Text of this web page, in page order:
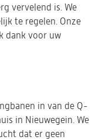
vervelend is. We
te regelen. Onze
dank voor uw
in van de Q-
in Nieuwegein. We
dat er geen